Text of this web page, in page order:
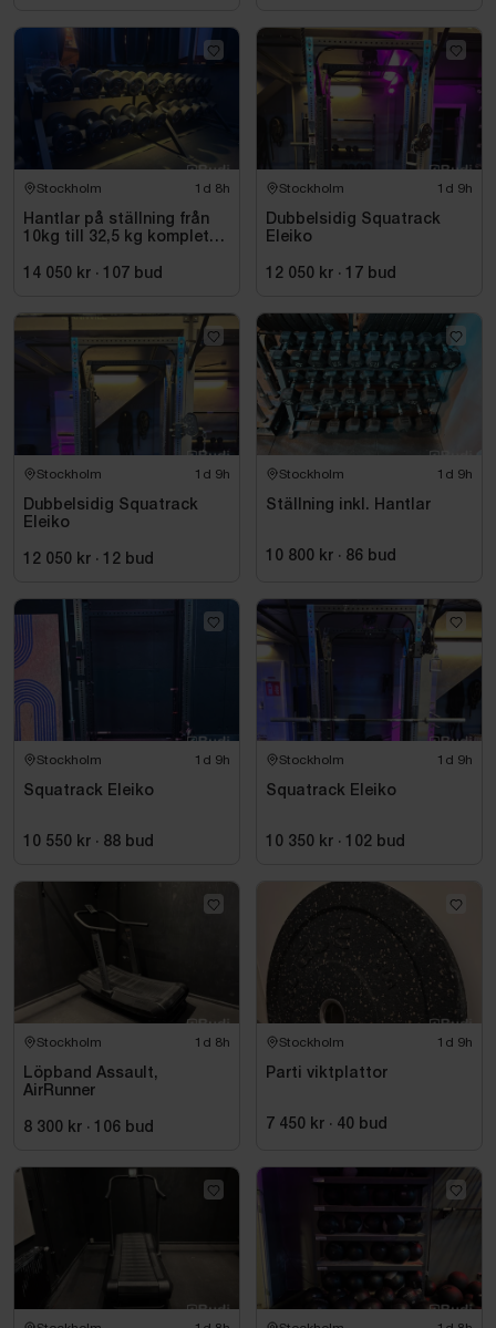
Stockholm 1d 8h
Hantlar på ställning från
10kg till 32,5 kg komplett
14 050 kr · 107 bud
Stockholm 1d 9h
Dubbelsidig Squatrack
Eleiko
12 050 kr · 17 bud
Stockholm 1d 9h
Dubbelsidig Squatrack
Eleiko
12 050 kr · 12 bud
Stockholm 1d 9h
Ställning inkl. Hantlar
10 800 kr · 86 bud
Stockholm 1d 9h
Squatrack Eleiko
10 550 kr · 88 bud
Stockholm 1d 9h
Squatrack Eleiko
10 350 kr · 102 bud
Stockholm 1d 8h
Löpband Assault,
AirRunner
8 300 kr · 106 bud
Stockholm 1d 9h
Parti viktplattor
7 450 kr · 40 bud